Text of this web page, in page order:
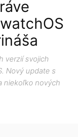
verzií svojich
Nový update s
niekoľko nových